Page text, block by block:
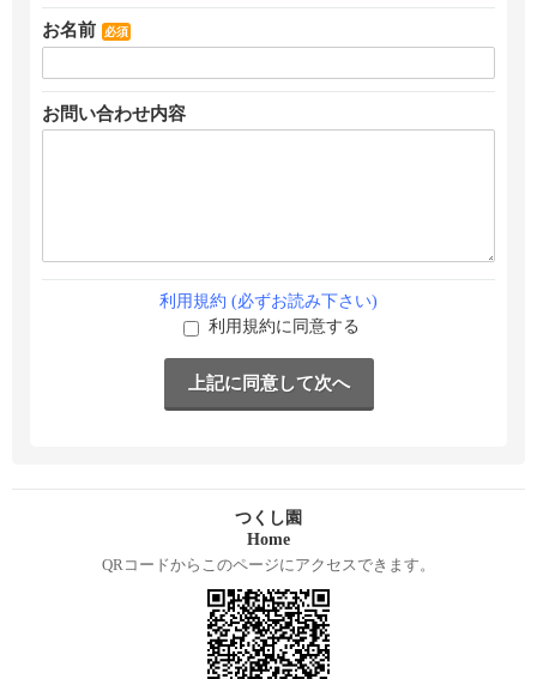
お名前 必須
お問い合わせ内容
利用規約 (必ずお読み下さい)
利用規約に同意する
つくし園
Home
QRコードからこのページにアクセスできます。